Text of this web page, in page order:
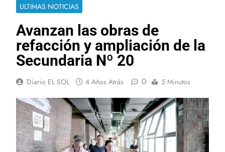
ULTIMAS NOTICIAS
Avanzan las obras de
refacción y ampliación de la
Secundaria Nº 20
Diario EL SOL 4 Años Atrás 0 5 Minutos